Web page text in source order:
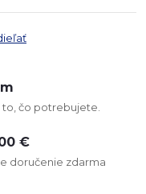
to, čo potrebujete.
€
doručenie zdarma